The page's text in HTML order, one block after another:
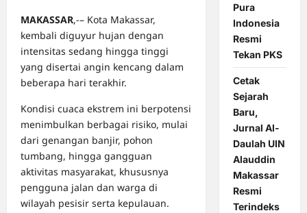
MAKASSAR,-– Kota Makassar,
kembali diguyur hujan dengan
intensitas sedang hingga tinggi
yang disertai angin kencang dalam
beberapa hari terakhir.
Kondisi cuaca ekstrem ini berpotensi
menimbulkan berbagai risiko, mulai
dari genangan banjir, pohon
tumbang, hingga gangguan
aktivitas masyarakat, khususnya
pengguna jalan dan warga di
wilayah pesisir serta kepulauan.
Pura
Indonesia
Resmi
Tekan PKS
Cetak
Sejarah
Baru,
Jurnal Al-
Daulah UIN
Alauddin
Makassar
Resmi
Terindeks